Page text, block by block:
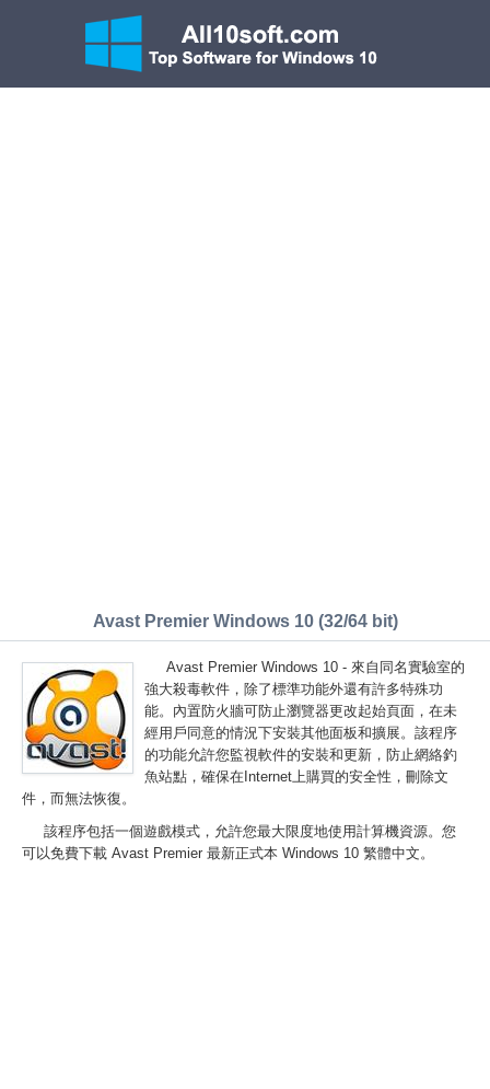
Avast Premier Windows 10 (32/64 bit)
Avast Premier Windows 10 - 來自同名實驗室的
強大殺毒軟件，除了標準功能外還有許多特殊功
能。內置防火牆可防止瀏覽器更改起始頁面，在未
經用戶同意的情況下安裝其他面板和擴展。該程序
的功能允許您監視軟件的安裝和更新，防止網絡釣
魚站點，確保在Internet上購買的安全性，刪除文
件，而無法恢復。
該程序包括一個遊戲模式，允許您最大限度地使用計算機資源。您
可以免費下載 Avast Premier 最新正式本 Windows 10 繁體中文。